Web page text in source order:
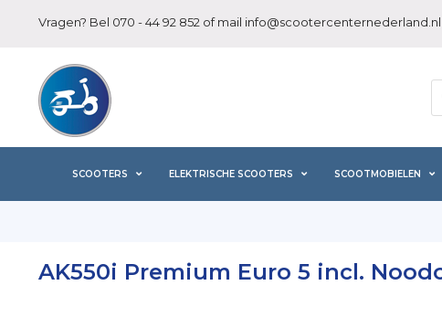
Vragen? Bel 070 - 44 92 852 of mail info@scootercenternederland.nl
SCOOTERS ELEKTRISCHE SCOOTERS SCOOTMOBIELEN
AK550i Premium Euro 5 incl.